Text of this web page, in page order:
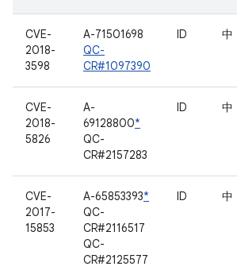
CVE-
2018-
3598
A-71501698
QC-
CR#1097390
ID 中
CVE-
2018-
5826
A-
69128800*
QC-
CR#2157283
ID 中
CVE-
2017-
15853
A-65853393*
QC-
CR#2116517
QC-
CR#2125577
ID 中